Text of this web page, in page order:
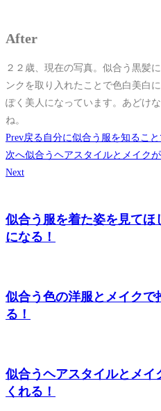
After
２２歳、現在の写真。似合う黒髪
ンクを取り入れたことで色白美白
ぽく美人になっています。あどけ
ね。
Prev戻る 自分に似合う服を知るこ
次へ似合うヘアスタイルとメイク
Next
似合う服を着た姿を見て
になる！
似合う色の洋服とメイクで
る！
似合うヘアスタイルとメイ
くれる！